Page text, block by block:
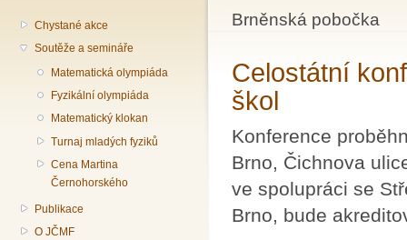
Chystané akce
Soutěže a semináře
Matematická olympiáda
Fyzikální olympiáda
Matematický klokan
Turnaj mladých fyziků
Cena Martina
Černohorského
Publikace
O JČMF
Jste zde
Brněnská pobočka
Celostátní
škol
Konference
Brno, Čichnova
ve spolupráci se
Brno, bude